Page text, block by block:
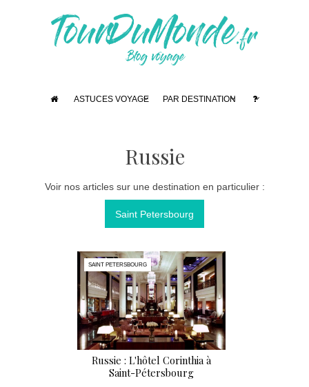
ASTUCES VOYAGE PAR DESTINATION
Russie
Voir nos articles sur une destination en particulier :
Saint Petersbourg
SAINT PETERSBOURG
Russie : L'hôtel Corinthia à
Saint-Pétersbourg